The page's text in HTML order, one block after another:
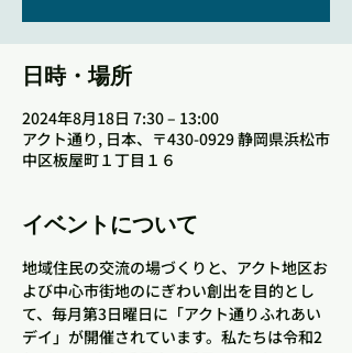
日時・場所
2024年8月18日 7:30 – 13:00
アクト通り, 日本、〒430-0929 静岡県浜松市
中区板屋町１丁目１６
イベントについて
地域住民の交流の場づくりと、アクト地区お
よび中心市街地のにぎわい創出を目的とし
て、毎月第3日曜日に「アクト通りふれあい
デイ」が開催されています。私たちは令和2